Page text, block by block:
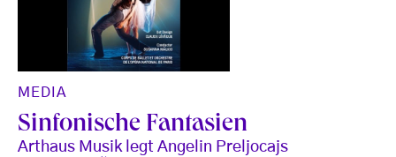
MEDIA
Sinfonische Fantasien
Arthaus Musik legt Angelin Preljocajs